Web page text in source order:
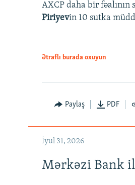
AXCP daha bir fəalının
Piriyevin 10 sutka
Ətraflı burada oxuyun
Paylaş PDF
İyul 31, 2026
Mərkəzi Bank